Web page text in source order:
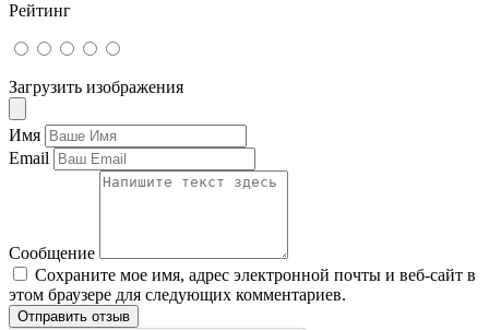
Рейтинг
Загрузить изображения
Имя
Email
Сообщение
Сохраните мое имя, адрес электронной почты и веб-сайт в
этом браузере для следующих комментариев.
Отправить отзыв